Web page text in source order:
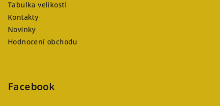
Tabulka velikostí
Kontakty
Novinky
Hodnocení obchodu
Facebook